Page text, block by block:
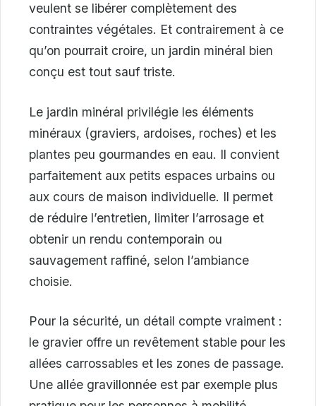
veulent se libérer complètement des
contraintes végétales. Et contrairement à ce
qu’on pourrait croire, un jardin minéral bien
conçu est tout sauf triste.
Le jardin minéral privilégie les éléments
minéraux (graviers, ardoises, roches) et les
plantes peu gourmandes en eau. Il convient
parfaitement aux petits espaces urbains ou
aux cours de maison individuelle. Il permet
de réduire l’entretien, limiter l’arrosage et
obtenir un rendu contemporain ou
sauvagement raffiné, selon l’ambiance
choisie.
Pour la sécurité, un détail compte vraiment :
le gravier offre un revêtement stable pour les
allées carrossables et les zones de passage.
Une allée gravillonnée est par exemple plus